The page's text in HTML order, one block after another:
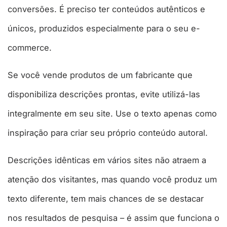
conversões. É preciso ter conteúdos autênticos e
únicos, produzidos especialmente para o seu e-
commerce.
Se você vende produtos de um fabricante que
disponibiliza descrições prontas, evite utilizá-las
integralmente em seu site. Use o texto apenas como
inspiração para criar seu próprio conteúdo autoral.
Descrições idênticas em vários sites não atraem a
atenção dos visitantes, mas quando você produz um
texto diferente, tem mais chances de se destacar
nos resultados de pesquisa – é assim que funciona o